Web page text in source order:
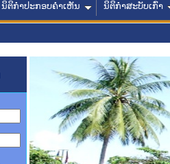
ນິຕິກໍາປະກອບຄໍາເຫັນ ນິຕິກໍາສະບັບເກົ່າ